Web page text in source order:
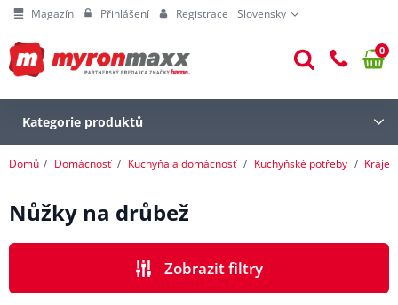
Magazín Přihlášení Registrace Slovensky
0
Kategorie produktů
Domů Domácnosť Kuchyňa a domácnosť Kuchyňské potřeby
Nůžky na drůbež
Zobrazit filtry